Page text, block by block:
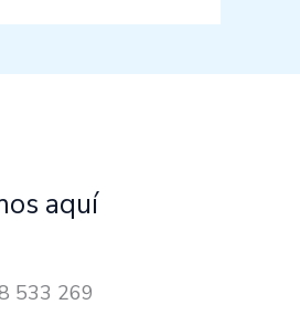
aquí
533 269